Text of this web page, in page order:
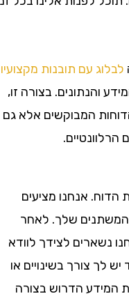
עם תובנות מקצועיות
בצורה זו,
המבוקשים אלא גם
אנחנו מציעים
שלך. לאחר
לצידך לוודא
בשינויים או
הדרוש בצורה